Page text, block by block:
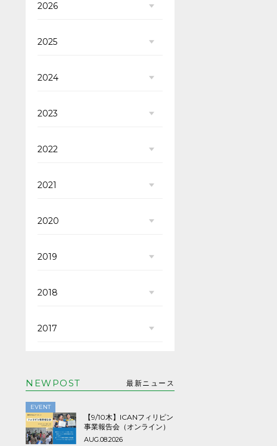
2026
2025
2024
2023
2022
2021
2020
2019
2018
2017
NEWPOST 最新ニュース
EVENT
【9/10木】ICANフィリピン
事業報告会（オンライン）
AUG.08.2026